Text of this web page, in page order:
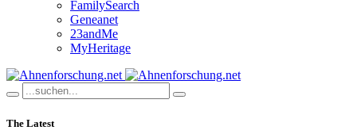
FamilySearch
Geneanet
23andMe
MyHeritage
The Latest